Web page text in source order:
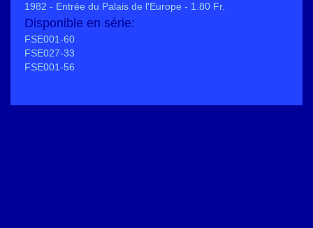
1982 - Entrée du Palais de l'Europe - 1.80 Fr.
Disponible en série:
FSE001-60
FSE027-33
FSE001-56